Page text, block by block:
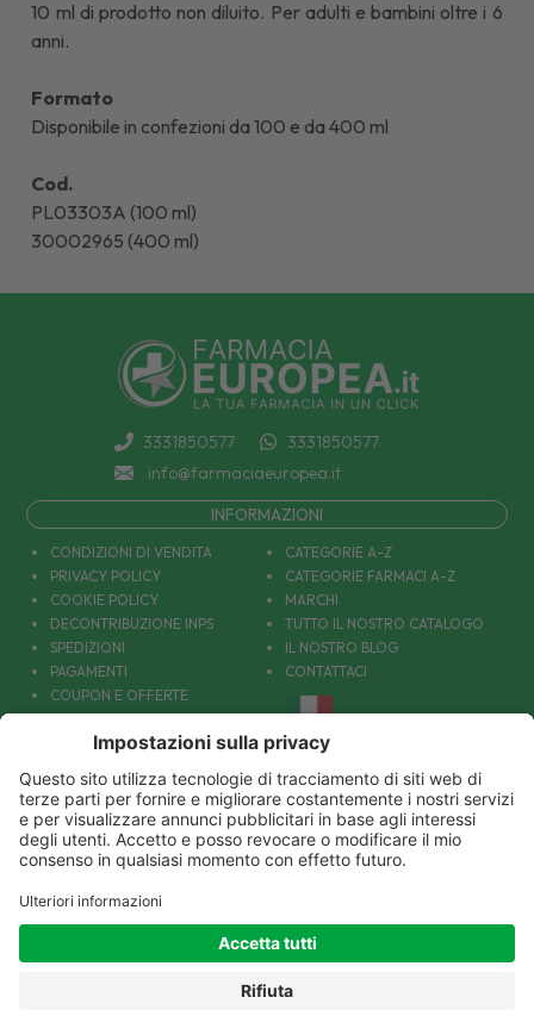
10 ml di prodotto non diluito. Per adulti e bambini oltre i 6
anni.
Formato
Disponibile in confezioni da 100 e da 400 ml
Cod.
PL03303A (100 ml)
30002965 (400 ml)
3331850577
3331850577
info@farmaciaeuropea.it
INFORMAZIONI
CONDIZIONI DI VENDITA
PRIVACY POLICY
COOKIE POLICY
DECONTRIBUZIONE INPS
SPEDIZIONI
PAGAMENTI
COUPON E OFFERTE
PATOLOGIE: CAUSE E RIMEDI
CATEGORIE A-Z
CATEGORIE FARMACI A-Z
MARCHI
TUTTO IL NOSTRO CATALOGO
IL NOSTRO BLOG
CONTATTACI
DIVENTIAMO AMICI!
Parafarmacia Europea Srl - Via Petraro 380- 80050 Santa Maria la Carità (NA) - P.IVA10677001215